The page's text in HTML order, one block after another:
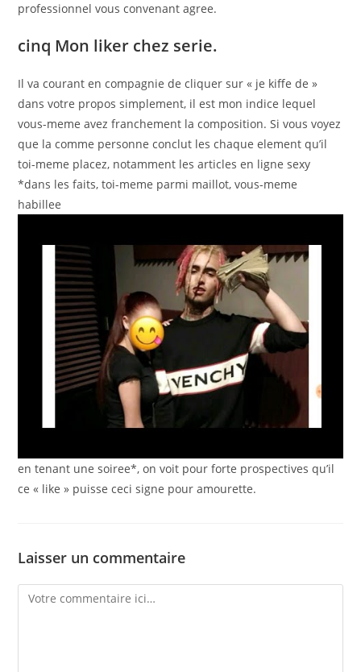
professionnel vous convenant agree.
cinq Mon liker chez serie.
Il va courant en compagnie de cliquer sur « je kiffe de »
dans votre propos simplement, il est mon indice lequel
vous-meme avez franchement la composition. Si vous voyez
que la comme personne conclut les chaque element qu’il
toi-meme placez, notamment les articles en ligne sexy
*dans les faits, toi-meme parmi maillot, vous-meme
habillee
en tenant une soiree*, on voit pour forte prospectives qu’il
ce « like » puisse ceci signe pour amourette.
Laisser un commentaire
Comment